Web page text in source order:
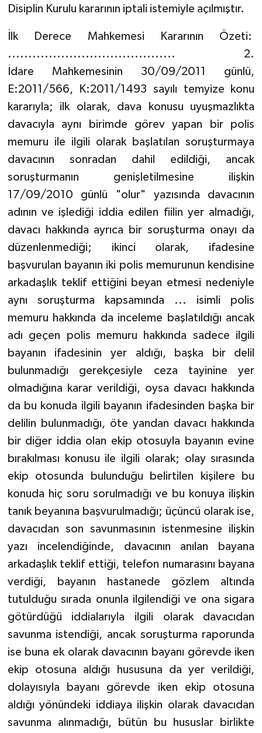
Disiplin Kurulu kararının iptali istemiyle açılmıştır.
İlk Derece Mahkemesi Kararının Özeti:
......................................... 2.
İdare Mahkemesinin 30/09/2011 günlü,
E:2011/566, K:2011/1493 sayılı temyize konu
kararıyla; ilk olarak, dava konusu uyuşmazlıkta
davacıyla aynı birimde görev yapan bir polis
memuru ile ilgili olarak başlatılan soruşturmaya
davacının sonradan dahil edildiği, ancak
soruşturmanın genişletilmesine ilişkin
17/09/2010 günlü "olur" yazısında davacının
adının ve işlediği iddia edilen fiilin yer almadığı,
davacı hakkında ayrıca bir soruşturma onayı da
düzenlenmediği; ikinci olarak, ifadesine
başvurulan bayanın iki polis memurunun kendisine
arkadaşlık teklif ettiğini beyan etmesi nedeniyle
aynı soruşturma kapsamında ... isimli polis
memuru hakkında da inceleme başlatıldığı ancak
adı geçen polis memuru hakkında sadece ilgili
bayanın ifadesinin yer aldığı, başka bir delil
bulunmadığı gerekçesiyle ceza tayinine yer
olmadığına karar verildiği, oysa davacı hakkında
da bu konuda ilgili bayanın ifadesinden başka bir
delilin bulunmadığı, öte yandan davacı hakkında
bir diğer iddia olan ekip otosuyla bayanın evine
bırakılması konusu ile ilgili olarak; olay sırasında
ekip otosunda bulunduğu belirtilen kişilere bu
konuda hiç soru sorulmadığı ve bu konuya ilişkin
tanık beyanına başvurulmadığı; üçüncü olarak ise,
davacıdan son savunmasının istenmesine ilişkin
yazı incelendiğinde, davacının anılan bayana
arkadaşlık teklif ettiği, telefon numarasını bayana
verdiği, bayanın hastanede gözlem altında
tutulduğu sırada onunla ilgilendiği ve ona sigara
götürdüğü iddialarıyla ilgili olarak davacıdan
savunma istendiği, ancak soruşturma raporunda
ise buna ek olarak davacının bayanı görevde iken
ekip otosuna aldığı hususuna da yer verildiği,
dolayısıyla bayanı görevde iken ekip otosuna
aldığı yönündeki iddiaya ilişkin olarak davacıdan
savunma alınmadığı, bütün bu hususlar birlikte